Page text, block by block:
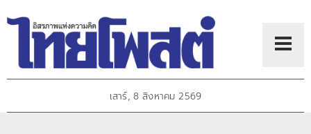
เสาร์, 8 สิงหาคม 2569